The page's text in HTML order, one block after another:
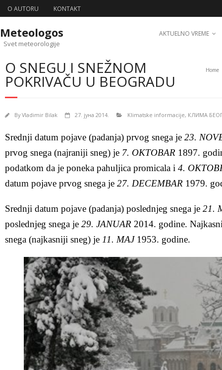
O AUTORU KONTAKT
Meteologos
Svet meteorologije
AKTUELNO VREME
O SNEGU I SNEŽNOM
POKRIVAČU U BEOGRADU
Home
ByVladimir Bilak 27. јуна 2014. Klimatske informacije, КЛИМА
Srednji datum pojave (padanja) prvog snega je 23.
prvog snega (najraniji sneg) je 7. OKTOBAR 1897.
podatkom da je poneka pahuljica promicala i 4.
datum pojave prvog snega je 27. DECEMBAR 1979.
Srednji datum pojave (padanja) poslednjeg snega je 21.
poslednjeg snega je 29. JANUAR 2014. godine.
snega (najkasniji sneg) je 11. MAJ1953. godine.